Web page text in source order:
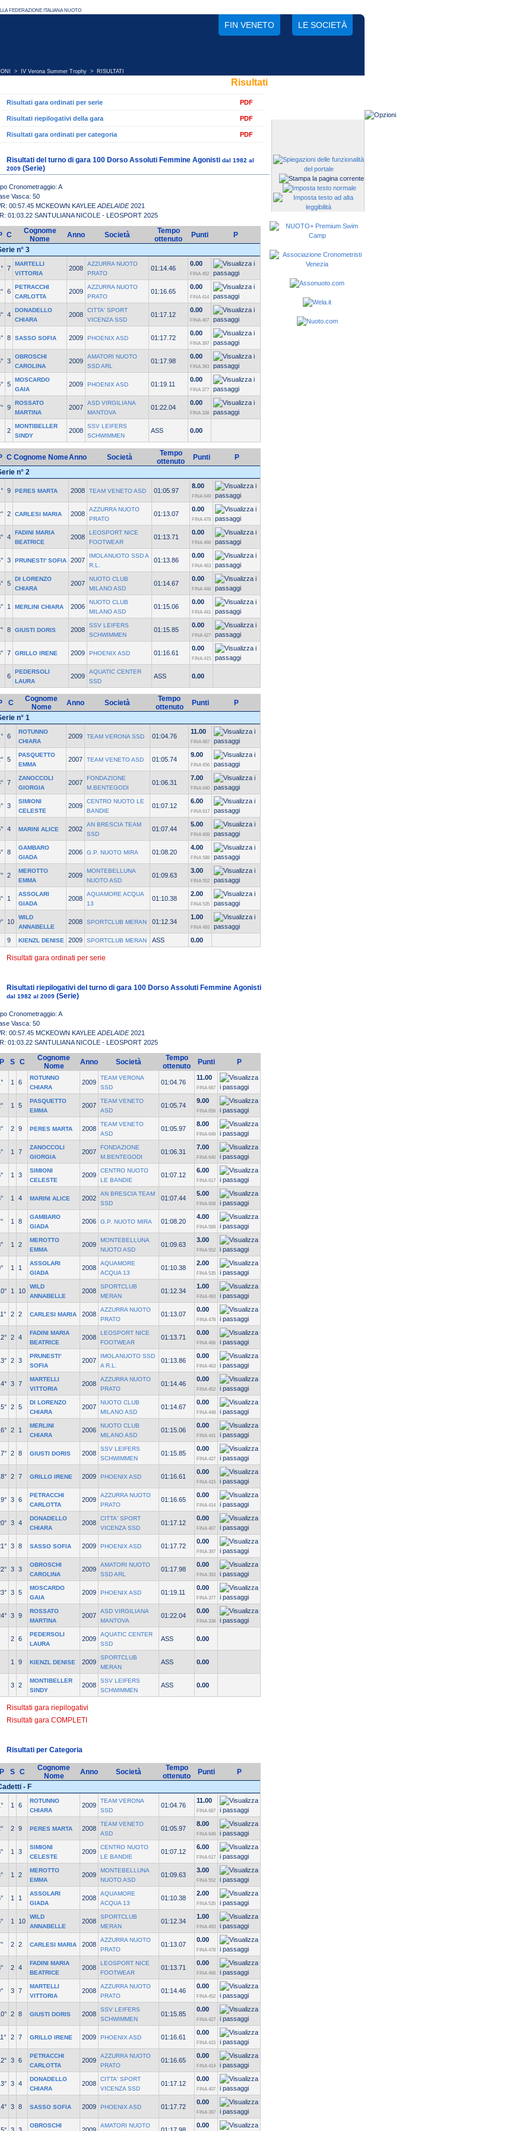
FIN VENETO LE SOCIETÀ
> IV Verona Summer Trophy > RISULTATI
Risultati
Risultati gara ordinati per serie PDF
Risultati riepilogativi della gara PDF
Risultati gara ordinati per categoria PDF
Risultati del turno di gara 100 Dorso Assoluti Femmine Agonisti dal 1982 al
2009 (Serie)
Cronometraggio: A
Vasca: 50
00:57.45 MCKEOWN KAYLEE ADELAIDE2021
01:03.22 SANTULIANA NICOLE - LEOSPORT 2025
C
Cognome
Nome
Anno Società
Tempo
ottenuto
Punti
P
n° 3
7
MARTELLI
VITTORIA
2008
AZZURRA NUOTO
PRATO
01:14.46
0.00
FINA 452
6
PETRACCHI
CARLOTTA
2009
AZZURRA NUOTO
PRATO
01:16.65
0.00
FINA 414
4
DONADELLO
CHIARA
2008
CITTA' SPORT
VICENZA SSD
01:17.12
0.00
FINA 407
8 SASSO SOFIA 2009 PHOENIX ASD 01:17.72
0.00
FINA 397
3
OBROSCHI
CAROLINA
2009
AMATORI NUOTO
SSD ARL
01:17.98
0.00
FINA 393
5
MOSCARDO
GAIA
2009 PHOENIX ASD 01:19.11
0.00
FINA 377
9
ROSSATO
MARTINA
2007
ASD VIRGILIANA
MANTOVA
01:22.04
0.00
FINA 338
2
MONTIBELLER
SINDY
2008
SSV LEIFERS
SCHWIMMEN
ASS 0.00
C Cognome NomeAnno Società
Tempo
ottenuto
Punti
P
n° 2
9 PERES MARTA 2008 TEAM VENETO ASD 01:05.97
8.00
FINA 649
2 CARLESI MARIA 2008
AZZURRA NUOTO
PRATO
01:13.07
0.00
FINA 478
4
FADINI MARIA
BEATRICE
2008
LEOSPORT NICE
FOOTWEAR
01:13.71
0.00
FINA 466
3 PRUNESTI' SOFIA 2007
IMOLANUOTO SSD A
R.L.
01:13.86
0.00
FINA 463
5
DI LORENZO
CHIARA
2007
NUOTO CLUB
MILANO ASD
01:14.67
0.00
FINA 448
1 MERLINI CHIARA 2006
NUOTO CLUB
MILANO ASD
01:15.06
0.00
FINA 441
8 GIUSTI DORIS 2008
SSV LEIFERS
SCHWIMMEN
01:15.85
0.00
FINA 427
7 GRILLO IRENE 2009 PHOENIX ASD 01:16.61
0.00
FINA 415
6
PEDERSOLI
LAURA
2009
AQUATIC CENTER
SSD
ASS 0.00
C
Cognome
Nome
Anno Società
Tempo
ottenuto
Punti
P
n° 1
6
ROTUNNO
CHIARA
2009 TEAM VERONA SSD 01:04.76
11.00
FINA 687
5
PASQUETTO
EMMA
2007 TEAM VENETO ASD 01:05.74
9.00
FINA 656
7
ZANOCCOLI
GIORGIA
2007
FONDAZIONE
M.BENTEGODI
01:06.31
7.00
FINA 640
3
SIMIONI
CELESTE
2009
CENTRO NUOTO LE
BANDIE
01:07.12
6.00
FINA 617
4 MARINI ALICE 2002
AN BRESCIA TEAM
SSD
01:07.44
5.00
FINA 608
8
GAMBARO
GIADA
2006 G.P. NUOTO MIRA 01:08.20
4.00
FINA 588
2
MEROTTO
EMMA
2009
MONTEBELLUNA
NUOTO ASD
01:09.63
3.00
FINA 552
1
ASSOLARI
GIADA
2008
AQUAMORE ACQUA
13
01:10.38
2.00
FINA 535
10
WILD
ANNABELLE
2008 SPORTCLUB MERAN 01:12.34
1.00
FINA 493
9 KIENZL DENISE 2009 SPORTCLUB MERAN ASS 0.00
Risultati gara ordinati per serie
Risultati riepilogativi del turno di gara 100 Dorso Assoluti Femmine Agonisti
dal 1982 al 2009 (Serie)
Cronometraggio: A
Vasca: 50
00:57.45 MCKEOWN KAYLEE ADELAIDE2021
01:03.22 SANTULIANA NICOLE - LEOSPORT 2025
P S C
Cognome
Nome
Anno Società
Tempo
ottenuto
Punti P
1 6
ROTUNNO
CHIARA
2009
TEAM VERONA
SSD
01:04.76
11.00
FINA 687
1 5
PASQUETTO
EMMA
2007
TEAM VENETO
ASD
01:05.74
9.00
FINA 656
2 9 PERES MARTA 2008
TEAM VENETO
ASD
01:05.97
8.00
FINA 649
1 7
ZANOCCOLI
GIORGIA
2007
FONDAZIONE
M.BENTEGODI
01:06.31
7.00
FINA 640
1 3
SIMIONI
CELESTE
2009
CENTRO NUOTO
LE BANDIE
01:07.12
6.00
FINA 617
1 4 MARINI ALICE 2002
AN BRESCIA TEAM
SSD
01:07.44
5.00
FINA 608
1 8
GAMBARO
GIADA
2006 G.P. NUOTO MIRA 01:08.20
4.00
FINA 588
1 2
MEROTTO
EMMA
2009
MONTEBELLUNA
NUOTO ASD
01:09.63
3.00
FINA 552
1 1
ASSOLARI
GIADA
2008
AQUAMORE
ACQUA 13
01:10.38
2.00
FINA 535
1 10
WILD
ANNABELLE
2008
SPORTCLUB
MERAN
01:12.34
1.00
FINA 493
2 2 CARLESI MARIA 2008
AZZURRA NUOTO
PRATO
01:13.07
0.00
FINA 478
2 4
FADINI MARIA
BEATRICE
2008
LEOSPORT NICE
FOOTWEAR
01:13.71
0.00
FINA 466
2 3
PRUNESTI'
SOFIA
2007
IMOLANUOTO SSD
A R.L.
01:13.86
0.00
FINA 463
3 7
MARTELLI
VITTORIA
2008
AZZURRA NUOTO
PRATO
01:14.46
0.00
FINA 452
2 5
DI LORENZO
CHIARA
2007
NUOTO CLUB
MILANO ASD
01:14.67
0.00
FINA 448
2 1
MERLINI
CHIARA
2006
NUOTO CLUB
MILANO ASD
01:15.06
0.00
FINA 441
2 8 GIUSTI DORIS 2008
SSV LEIFERS
SCHWIMMEN
01:15.85
0.00
FINA 427
2 7 GRILLO IRENE 2009 PHOENIX ASD 01:16.61
0.00
FINA 415
3 6
PETRACCHI
CARLOTTA
2009
AZZURRA NUOTO
PRATO
01:16.65
0.00
FINA 414
3 4
DONADELLO
CHIARA
2008
CITTA' SPORT
VICENZA SSD
01:17.12
0.00
FINA 407
3 8 SASSO SOFIA 2009 PHOENIX ASD 01:17.72
0.00
FINA 397
3 3
OBROSCHI
CAROLINA
2009
AMATORI NUOTO
SSD ARL
01:17.98
0.00
FINA 393
3 5
MOSCARDO
GAIA
2009 PHOENIX ASD 01:19.11
0.00
FINA 377
3 9
ROSSATO
MARTINA
2007
ASD VIRGILIANA
MANTOVA
01:22.04
0.00
FINA 338
2 6
PEDERSOLI
LAURA
2009
AQUATIC CENTER
SSD
ASS 0.00
1 9 KIENZL DENISE 2009
SPORTCLUB
MERAN
ASS 0.00
3 2
MONTIBELLER
SINDY
2008
SSV LEIFERS
SCHWIMMEN
ASS 0.00
Risultati gara riepilogativi
Risultati gara COMPLETI
Risultati per Categoria
P S C
Cognome
Nome
Anno Società
Tempo
ottenuto
Punti
P
- F
1 6
ROTUNNO
CHIARA
2009
TEAM VERONA
SSD
01:04.76
11.00
FINA 687
2 9 PERES MARTA 2008
TEAM VENETO
ASD
01:05.97
8.00
FINA 649
1 3
SIMIONI
CELESTE
2009
CENTRO NUOTO
LE BANDIE
01:07.12
6.00
FINA 617
1 2
MEROTTO
EMMA
2009
MONTEBELLUNA
NUOTO ASD
01:09.63
3.00
FINA 552
1 1
ASSOLARI
GIADA
2008
AQUAMORE
ACQUA 13
01:10.38
2.00
FINA 535
1 10
WILD
ANNABELLE
2008
SPORTCLUB
MERAN
01:12.34
1.00
FINA 493
2 2 CARLESI MARIA 2008
AZZURRA NUOTO
PRATO
01:13.07
0.00
FINA 478
2 4
FADINI MARIA
BEATRICE
2008
LEOSPORT NICE
FOOTWEAR
01:13.71
0.00
FINA 466
3 7
MARTELLI
VITTORIA
2008
AZZURRA NUOTO
PRATO
01:14.46
0.00
FINA 452
2 8 GIUSTI DORIS 2008
SSV LEIFERS
SCHWIMMEN
01:15.85
0.00
FINA 427
2 7 GRILLO IRENE 2009 PHOENIX ASD 01:16.61
0.00
FINA 415
3 6
PETRACCHI
CARLOTTA
2009
AZZURRA NUOTO
PRATO
01:16.65
0.00
FINA 414
3 4
DONADELLO
CHIARA
2008
CITTA' SPORT
VICENZA SSD
01:17.12
0.00
FINA 407
3 8 SASSO SOFIA 2009 PHOENIX ASD 01:17.72
0.00
FINA 397
OBROSCHI AMATORI NUOTO 0.00